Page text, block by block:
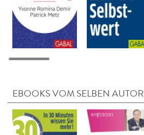
EBOOKS VOM SELBEN AUTOR